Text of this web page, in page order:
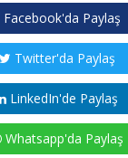
Facebook'da Paylaş
Twitter'da Paylaş
LinkedIn'de Paylaş
Whatsapp'da Paylaş